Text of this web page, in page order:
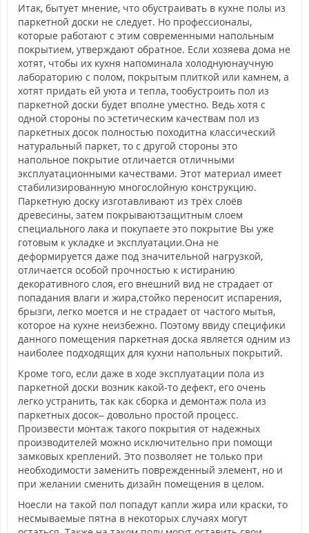
Итак, бытует мнение, что обустраивать в кухне полы из
паркетной доски не следует. Но профессионалы,
которые работают с этим современными напольным
покрытием, утверждают обратное. Если хозяева дома не
хотят, чтобы их кухня напоминала холоднуюнаучную
лабораторию с полом, покрытым плиткой или камнем, а
хотят придать ей уюта и тепла, тообустроить пол из
паркетной доски будет вполне уместно. Ведь хотя с
одной стороны по эстетическим качествам пол из
паркетных досок полностью походитна классический
натуральный паркет, то с другой стороны это
напольное покрытие отличается отличными
эксплуатационными качествами. Этот материал имеет
стабилизированную многослойную конструкцию.
Паркетную доску изготавливают из трёх слоёв
древесины, затем покрываютзащитным слоем
специального лака и покупаете это покрытие Вы уже
готовым к укладке и эксплуатации.Она не
деформируется даже под значительной нагрузкой,
отличается особой прочностью к истиранию
декоративного слоя, его внешний вид не страдает от
попадания влаги и жира,стойко переносит испарения,
брызги, легко моется и не страдает от частого мытья,
которое на кухне неизбежно. Поэтому ввиду специфики
данного помещения паркетная доска является одним из
наиболее подходящих для кухни напольных покрытий.
Кроме того, если даже в ходе эксплуатации пола из
паркетной доски возник какой-то дефект, его очень
легко устранить, так как сборка и демонтаж пола из
паркетных досок– довольно простой процесс.
Произвести монтаж такого покрытия от надежных
производителей можно исключительно при помощи
замковых креплений. Это позволяет не только при
необходимости заменить поврежденный элемент, но и
при желании сменить дизайн помещения в целом.
Ноесли на такой пол попадут капли жира или краски, то
несмываемые пятна в некоторых случаях могут